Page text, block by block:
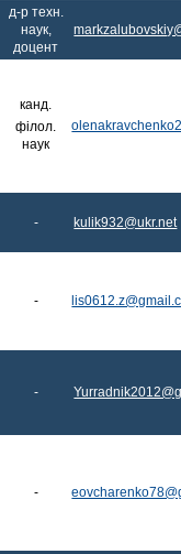
д-р техн.
наук,
доцент
канд.
філол.
наук
- kulik932@ukr.net
-
-
-